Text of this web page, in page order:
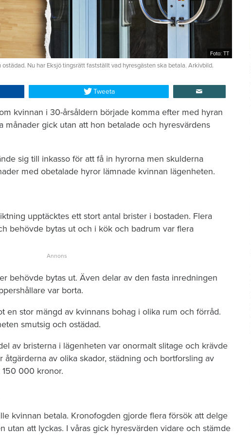
Foto: TT
Nu har Eksjö tingsrätt fastställt vad hyresgästen ska betala. Arkivbild.
Tweeta
kvinnan i 30-årsåldern började komma efter med hyran
månader gick utan att hon betalade och hyresvärdens
sig till inkasso för att få in hyrorna men skulderna
med obetalade hyror lämnade kvinnan lägenheten.
upptäcktes ett stort antal brister i bostaden. Flera
behövde bytas ut och i kök och badrum var flera
behövde bytas ut. Även delar av den fasta inredningen
var borta.
en stor mängd av kvinnans bohag i olika rum och förråd.
smutsig och ostädad.
av bristerna i lägenheten var onormalt slitage och krävde
åtgärderna av olika skador, städning och bortforsling av
000 kronor.
kvinnan betala. Kronofogden gjorde flera försök att delge
utan att lyckas. I våras gick hyresvärden vidare och stämde